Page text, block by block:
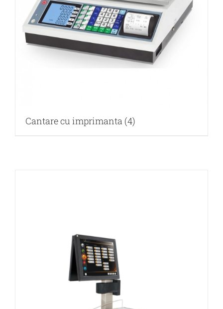
Cantare cu imprimanta (4)